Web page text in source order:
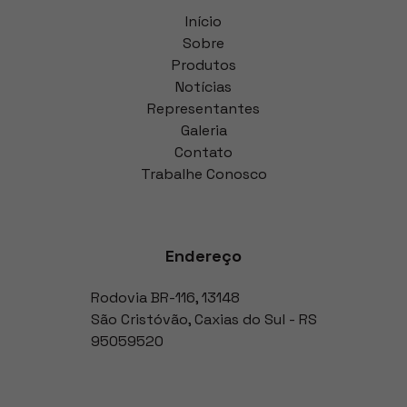
Início
Sobre
Produtos
Notícias
Representantes
Galeria
Contato
Trabalhe Conosco
Endereço
Rodovia BR-116,13148
São Cristóvão, Caxias do Sul - RS
95059520